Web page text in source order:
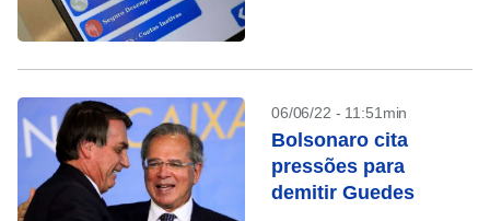
06/06/22 - 11:51min
Bolsonaro cita
pressões para
demitir Guedes